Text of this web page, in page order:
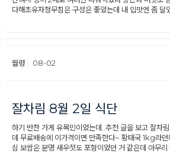
다해초유자청무침은 구성은 좋았는데 내 입맛엔 좀
월령 08-02
잘차림 8월 2일 식단
하기 반찬 가게 유목민이었는데..추천 글을 보고 잘차
데 무료배송에 이가격이면 만족한다~ 황태국 1kg라
심 보쌈은 분명 새우젓도 포함이었던 거 같은데 아무